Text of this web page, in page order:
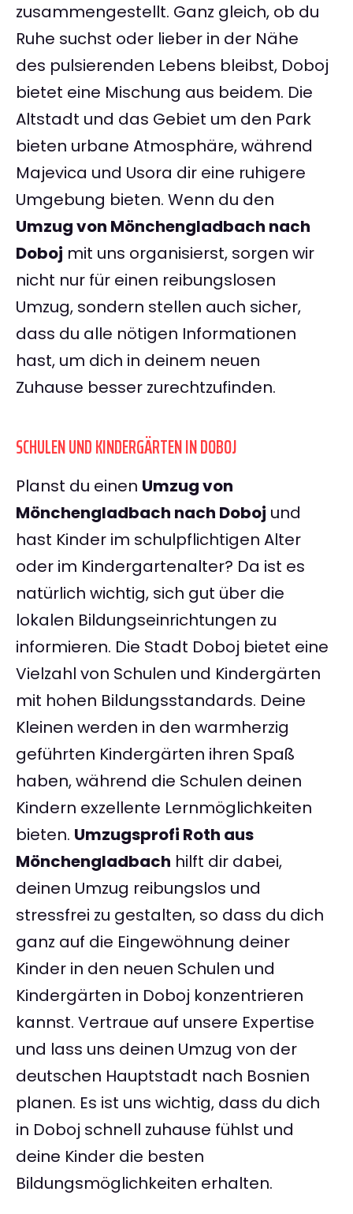
zusammengestellt. Ganz gleich, ob du
Ruhe suchst oder lieber in der Nähe
des pulsierenden Lebens bleibst, Doboj
bietet eine Mischung aus beidem. Die
Altstadt und das Gebiet um den Park
bieten urbane Atmosphäre, während
Majevica und Usora dir eine ruhigere
Umgebung bieten. Wenn du den
Umzug von Mönchengladbach nach
Doboj mit uns organisierst, sorgen wir
nicht nur für einen reibungslosen
Umzug, sondern stellen auch sicher,
dass du alle nötigen Informationen
hast, um dich in deinem neuen
Zuhause besser zurechtzufinden.
SCHULEN UND KINDERGÄRTEN IN DOBOJ
Planst du einen Umzug von
Mönchengladbach nach Doboj und
hast Kinder im schulpflichtigen Alter
oder im Kindergartenalter? Da ist es
natürlich wichtig, sich gut über die
lokalen Bildungseinrichtungen zu
informieren. Die Stadt Doboj bietet eine
Vielzahl von Schulen und Kindergärten
mit hohen Bildungsstandards. Deine
Kleinen werden in den warmherzig
geführten Kindergärten ihren Spaß
haben, während die Schulen deinen
Kindern exzellente Lernmöglichkeiten
bieten. Umzugsprofi Roth aus
Mönchengladbach hilft dir dabei,
deinen Umzug reibungslos und
stressfrei zu gestalten, so dass du dich
ganz auf die Eingewöhnung deiner
Kinder in den neuen Schulen und
Kindergärten in Doboj konzentrieren
kannst. Vertraue auf unsere Expertise
und lass uns deinen Umzug von der
deutschen Hauptstadt nach Bosnien
planen. Es ist uns wichtig, dass du dich
in Doboj schnell zuhause fühlst und
deine Kinder die besten
Bildungsmöglichkeiten erhalten.